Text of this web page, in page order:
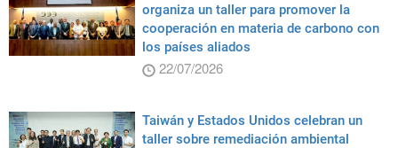
organiza un taller para promover la
cooperación en materia de carbono con
los países aliados
22/07/2026
Taiwán y Estados Unidos celebran un
taller sobre remediación ambiental